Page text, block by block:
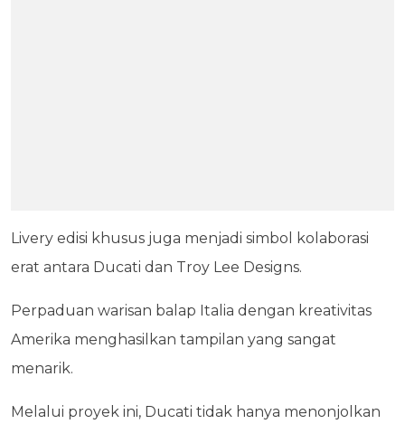
Livery edisi khusus juga menjadi simbol kolaborasi
erat antara Ducati dan Troy Lee Designs.
Perpaduan warisan balap Italia dengan kreativitas
Amerika menghasilkan tampilan yang sangat
menarik.
Melalui proyek ini, Ducati tidak hanya menonjolkan